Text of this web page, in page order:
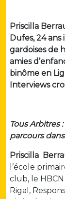
Priscilla
Dufes, 24
gardoises de
amies
binôme en
Interviews
Tous Arbitres
parcours
Priscilla
l’école
club, le
Rigal,